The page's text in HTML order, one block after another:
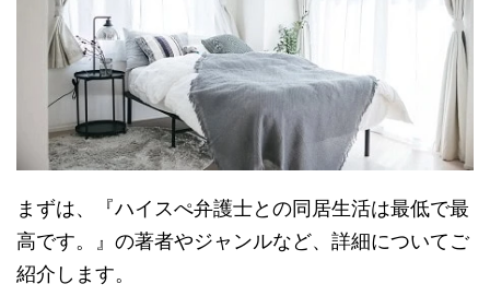
まずは、『ハイスぺ弁護士との同居生活は最低で最
高です。』の著者やジャンルなど、詳細についてご
紹介します。